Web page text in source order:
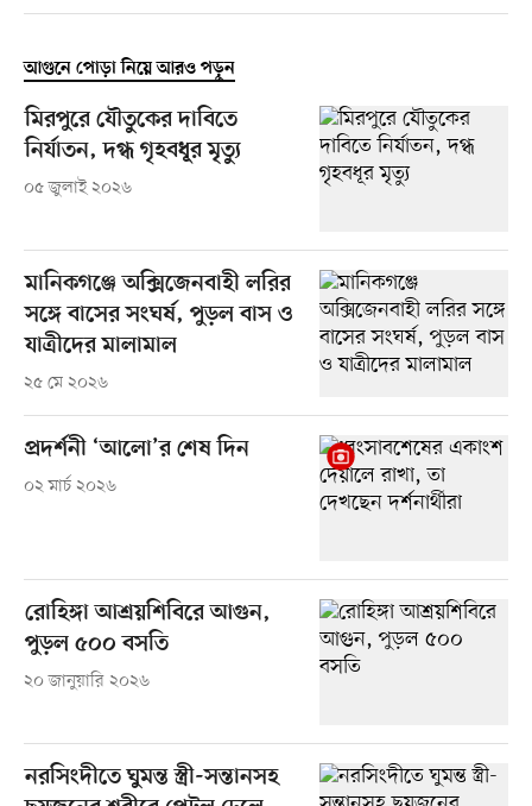
আগুনে পোড়া নিয়ে আরও পড়ুন
মিরপুরে যৌতুকের দাবিতে
নির্যাতন, দগ্ধ গৃহবধূর মৃত্যু
০৫ জুলাই ২০২৬
মানিকগঞ্জে অক্সিজেনবাহী লরির
সঙ্গে বাসের সংঘর্ষ, পুড়ল বাস ও
যাত্রীদের মালামাল
২৫ মে ২০২৬
প্রদর্শনী ‘আলো’র শেষ দিন
০২ মার্চ ২০২৬
রোহিঙ্গা আশ্রয়শিবিরে আগুন,
পুড়ল ৫০০ বসতি
২০ জানুয়ারি ২০২৬
নরসিংদীতে ঘুমন্ত স্ত্রী-সন্তানসহ